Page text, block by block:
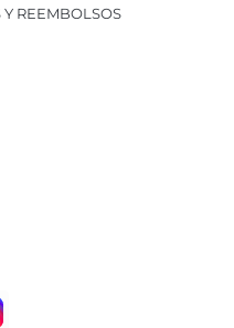
REEMBOLSOS